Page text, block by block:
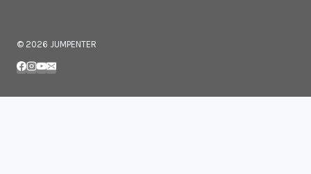
© 2026 JUMPENTER